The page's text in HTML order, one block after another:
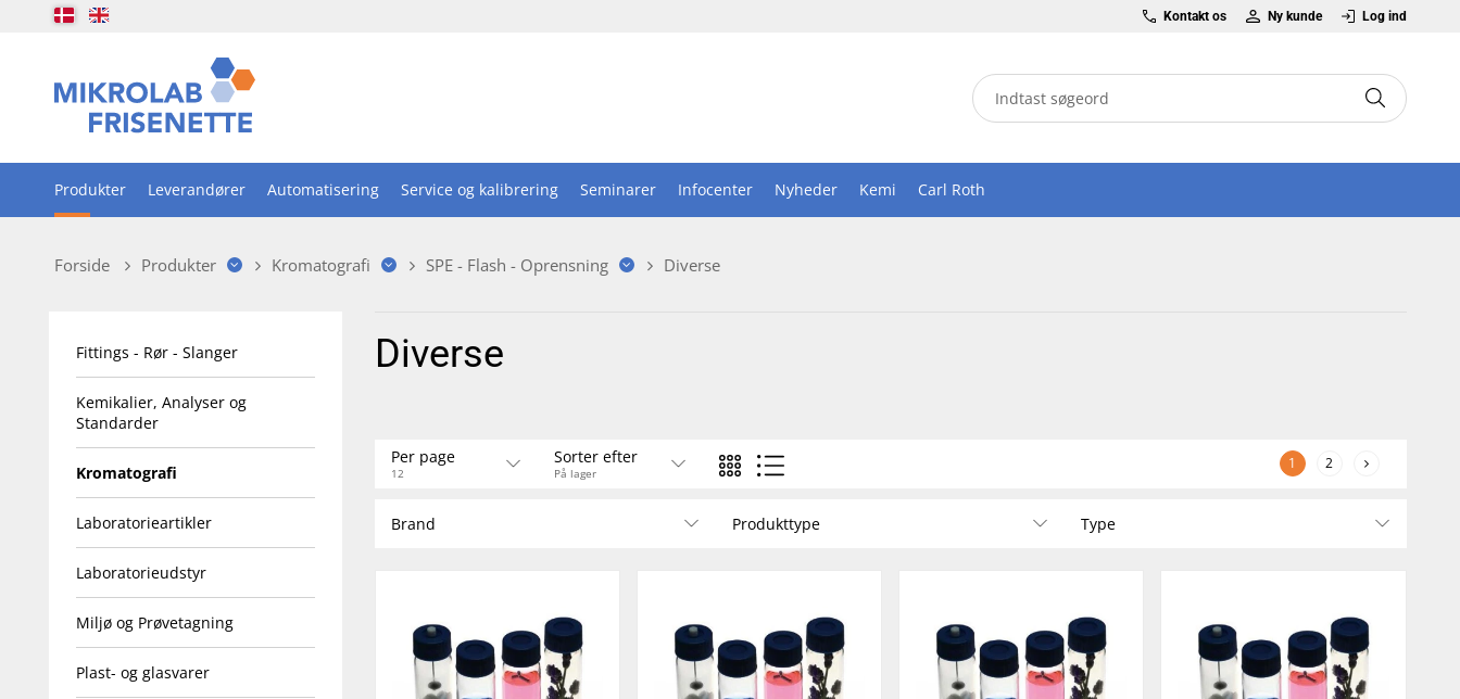
Kontakt os Ny kunde Log ind
Produkter Leverandører Automatisering Service og kalibrering Seminarer Infocenter Nyheder Kemi Carl Roth
Forside Produkter Kromatografi SPE - Flash - Oprensning Diverse
Fittings - Rør - Slanger
Kemikalier, Analyser og
Standarder
Kromatografi
Laboratorieartikler
Laboratorieudstyr
Miljø og Prøvetagning
Plast- og glasvarer
Diverse
Per page
12
Sorter efter
På lager
1 2
Brand Produkttype Type